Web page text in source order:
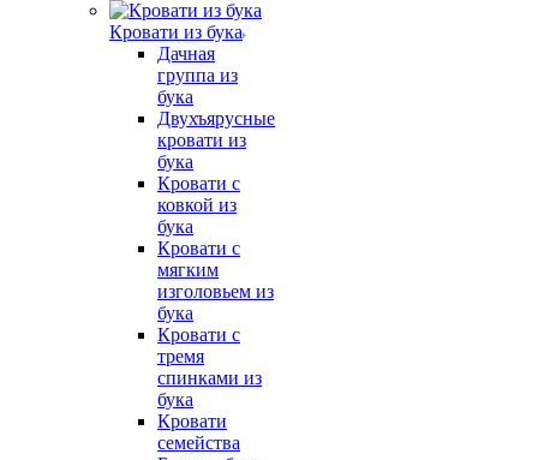
Кровати из бука
Дачная
группа из
бука
Двухъярусные
кровати из
бука
Кровати с
ковкой из
бука
Кровати с
мягким
изголовьем из
бука
Кровати с
тремя
спинками из
бука
Кровати
семейства